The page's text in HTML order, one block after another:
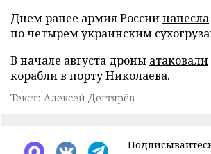
Днем ранее армия Россиинанесла
по четырем украинским
В начале августа дроны атаковали
корабли в порту Николаева.
Текст: Алексей Дегтярёв